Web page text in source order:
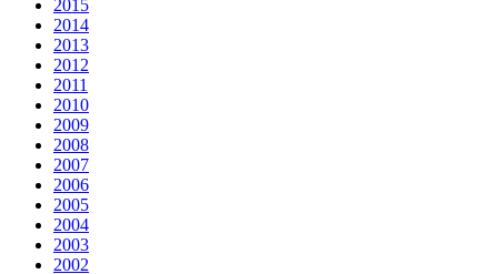
2015
2014
2013
2012
2011
2010
2009
2008
2007
2006
2005
2004
2003
2002